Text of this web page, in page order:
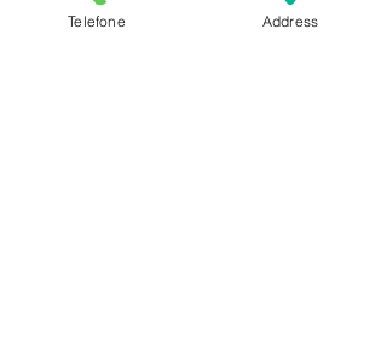
#advogadolages
#advocacialages
Telefone Address